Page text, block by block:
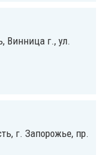
Винница г., ул.
г. Запорожье, пр.